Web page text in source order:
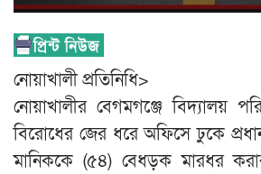
নোয়াখালী প্রতিনিধি>
নোয়াখালীর বেগমগঞ্জে বিদ্যালয়
বিরোধের জের ধরে অফিসে ঢুকে
মানিককে (৫৪) বেধড়ক মারধর